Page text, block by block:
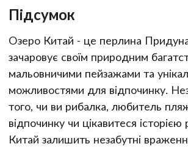
Підсумок
Озеро Китай - це перлина
зачаровує своїм природним
мальовничими пейзажами та
можливостями для відпочинку.
того, чи ви рибалка, любитель
відпочинку чи цікавитеся історією
Китай залишить незабутні